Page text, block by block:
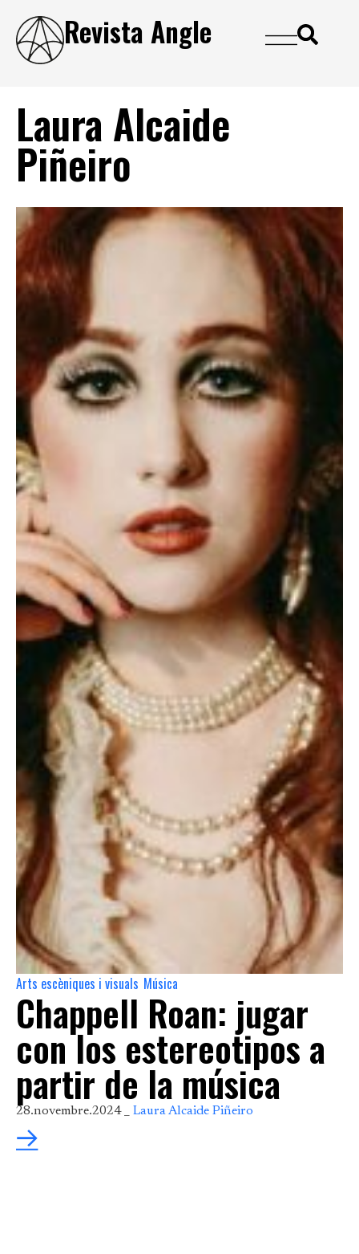
Revista Angle
Laura Alcaide
Piñeiro
Arts escèniques i visuals Música
Chappell Roan: jugar
con los estereotipos a
partir de la música
28.novembre.2024 _ Laura Alcaide Piñeiro